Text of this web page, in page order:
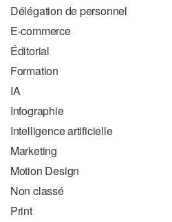
Délégation de personnel
E-commerce
Éditorial
Formation
IA
Infographie
Intelligence artificielle
Marketing
Motion Design
Non classé
Print